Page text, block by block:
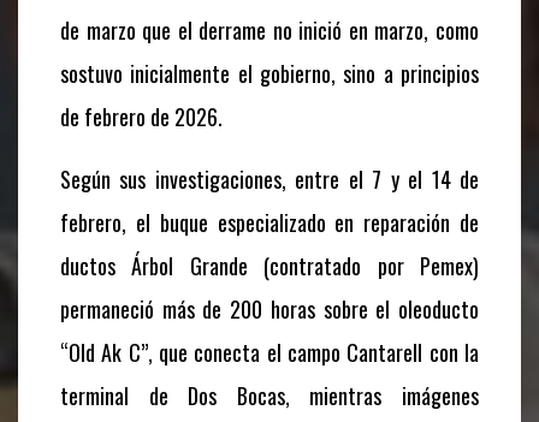
de marzo que el derrame no inició en marzo, como
sostuvo inicialmente el gobierno, sino a principios
de febrero de 2026.
Según sus investigaciones, entre el 7 y el 14 de
febrero, el buque especializado en reparación de
ductos Árbol Grande (contratado por Pemex)
permaneció más de 200 horas sobre el oleoducto
“Old Ak C”, que conecta el campo Cantarell con la
terminal de Dos Bocas, mientras imágenes